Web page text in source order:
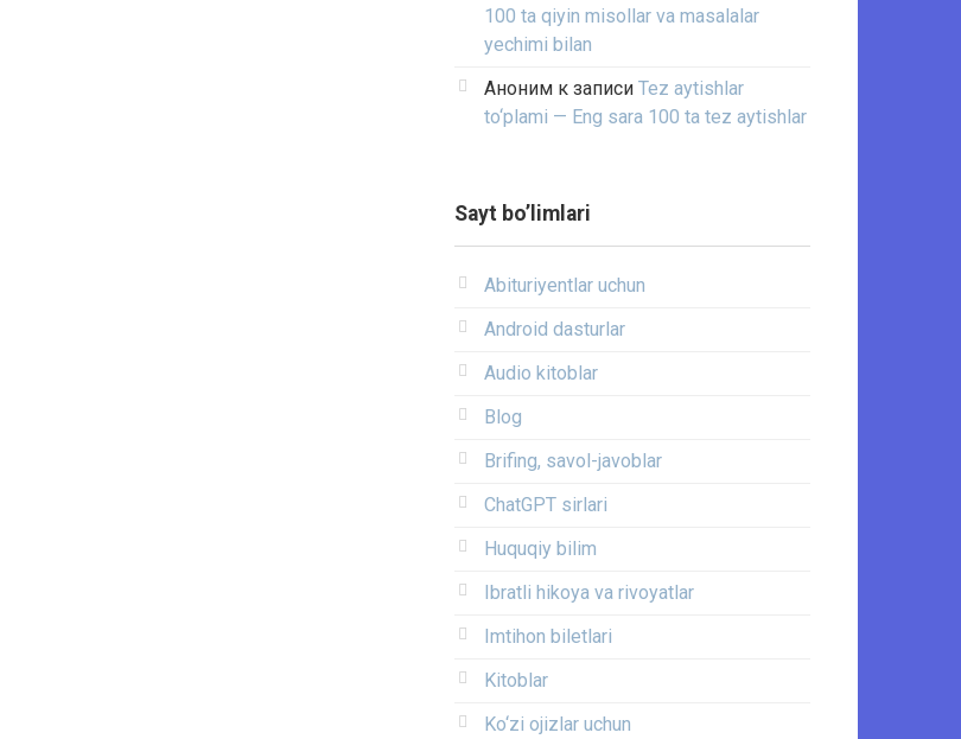
100 ta qiyin misollar va masalalar
yechimi bilan
Аноним к записи Tez aytishlar
to‘plami — Eng sara 100 ta tez aytishlar
Sayt bo’limlari
Abituriyentlar uchun
Android dasturlar
Audio kitoblar
Blog
Brifing, savol-javoblar
ChatGPT sirlari
Huquqiy bilim
Ibratli hikoya va rivoyatlar
Imtihon biletlari
Kitoblar
Ko‘zi ojizlar uchun